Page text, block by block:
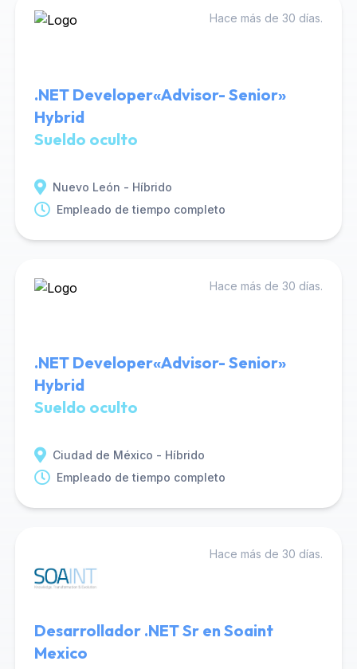
Hace más de 30 días.
.NET Developer«Advisor- Senior»
Hybrid
Sueldo oculto
Nuevo León - Híbrido
Empleado de tiempo completo
Hace más de 30 días.
.NET Developer«Advisor- Senior»
Hybrid
Sueldo oculto
Ciudad de México - Híbrido
Empleado de tiempo completo
Hace más de 30 días.
Desarrollador .NET Sr en Soaint
Mexico